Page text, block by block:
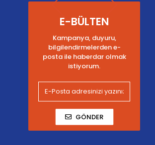
E-BÜLTEN
Kampanya, duyuru,
bilgilendirmelerden e-
posta ile haberdar olmak
istiyorum.
GÖNDER